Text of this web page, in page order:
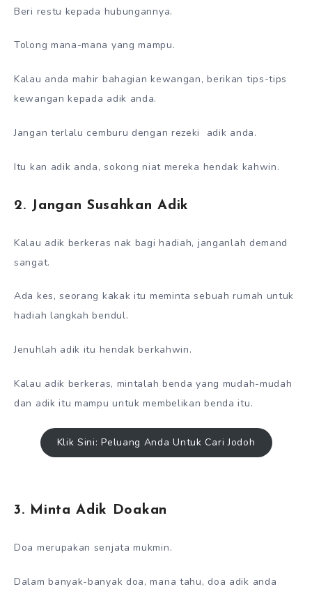
Beri restu kepada hubungannya.
Tolong mana-mana yang mampu.
Kalau anda mahir bahagian kewangan, berikan tips-tips
kewangan kepada adik anda.
Jangan terlalu cemburu dengan rezeki adik anda.
Itu kan adik anda, sokong niat mereka hendak kahwin.
2. Jangan Susahkan Adik
Kalau adik berkeras nak bagi hadiah, janganlah demand
sangat.
Ada kes, seorang kakak itu meminta sebuah rumah untuk
hadiah langkah bendul.
Jenuhlah adik itu hendak berkahwin.
Kalau adik berkeras, mintalah benda yang mudah-mudah
dan adik itu mampu untuk membelikan benda itu.
Klik Sini: Peluang Anda Untuk Cari Jodoh
3. Minta Adik Doakan
Doa merupakan senjata mukmin.
Dalam banyak-banyak doa, mana tahu, doa adik anda